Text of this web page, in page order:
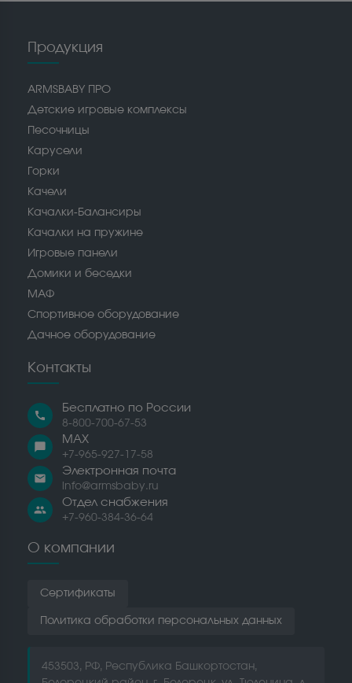
Продукция
ARMSBABY ПРО
Детские игровые комплексы
Песочницы
Карусели
Горки
Качели
Качалки-Балансиры
Качалки на пружине
Игровые панели
Домики и беседки
МАФ
Спортивное оборудование
Дачное оборудование
Контакты
call
Бесплатно по России
8-800-700-67-53
chat_bubble
MAX
+7-965-927-17-58
email
Электронная почта
info@armsbaby.ru
people
Отдел снабжения
+7-960-384-36-64
О компании
Сертификаты
Политика обработки персональных данных
453503, РФ, Республика Башкортостан,